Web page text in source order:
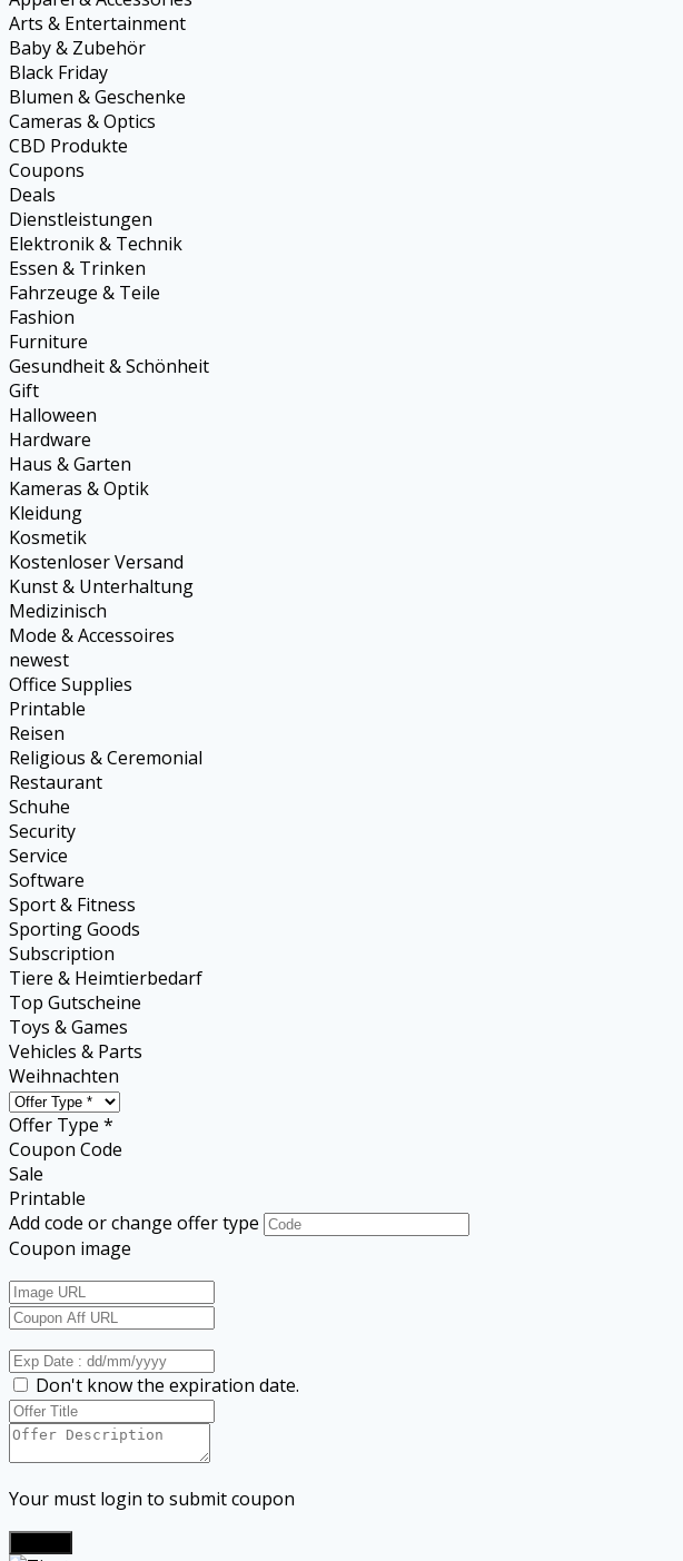
Arts & Entertainment
Baby & Zubehör
Black Friday
Blumen & Geschenke
Cameras & Optics
CBD Produkte
Coupons
Deals
Dienstleistungen
Elektronik & Technik
Essen & Trinken
Fahrzeuge & Teile
Fashion
Furniture
Gesundheit & Schönheit
Gift
Halloween
Hardware
Haus & Garten
Kameras & Optik
Kleidung
Kosmetik
Kostenloser Versand
Kunst & Unterhaltung
Medizinisch
Mode & Accessoires
newest
Office Supplies
Printable
Reisen
Religious & Ceremonial
Restaurant
Schuhe
Security
Service
Software
Sport & Fitness
Sporting Goods
Subscription
Tiere & Heimtierbedarf
Top Gutscheine
Toys & Games
Vehicles & Parts
Weihnachten
Offer Type *
Coupon Code
Sale
Printable
Add code or change offer type
Coupon image
Don't know the expiration date.
Your must login to submit coupon